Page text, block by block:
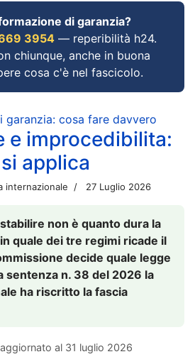
di garanzia?
3954 — reperibilità h24.
chiunque, anche in buona
cosa c'è nel fascicolo.
cosa fare davvero
e improcedibilita:
applica
internazionale 27 Luglio 2026
non è quanto dura la
quale dei tre regimi ricade il
decide quale legge
sentenza n. 38 del 2026 la
ha riscritto la fascia
al 31 luglio 2026